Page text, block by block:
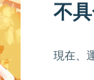
不
現在、